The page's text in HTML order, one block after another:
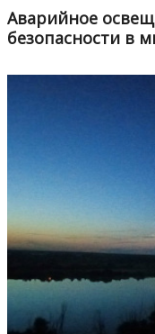
Аварийное
безопасности в